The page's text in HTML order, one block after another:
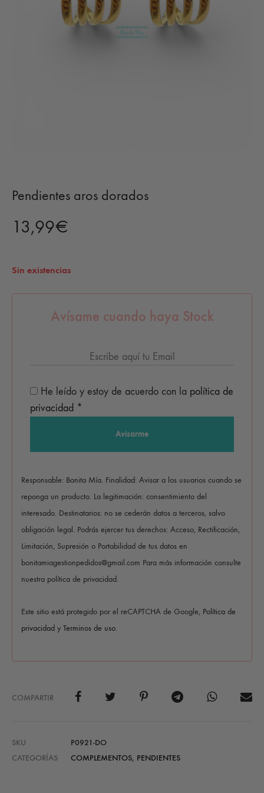
Pendientes aros dorados
13,99€
Sin existencias
Avísame cuando haya Stock
He leído y estoy de acuerdo con la política de
privacidad *
Responsable: Bonita Mía. Finalidad: Avisar a los usuarios cuando se
reponga un producto. La legitimación: consentimiento del
interesado. Destinatarios: no se cederán datos a terceros, salvo
obligación legal. Podrás ejercer tus derechos: Acceso, Rectificación,
Limitación, Supresión o Portabilidad de tus datos en
bonitamiagestionpedidos@gmail.com Para más información consulte
nuestra política de privacidad.
Este sitio está protegido por el reCAPTCHA de Google, Política de
privacidad y Terminos de uso.
COMPARTIR
SKU
P0921-DO
CATEGORÍAS
COMPLEMENTOS, PENDIENTES